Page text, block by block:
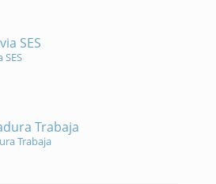
SES
SES
Trabaja
Trabaja